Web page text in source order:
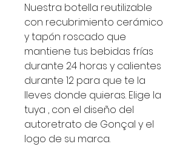
Nuestra botella reutilizable
con recubrimiento cerámico
y tapón roscado que
mantiene tus bebidas frías
durante 24 horas y calientes
durante 12 para que te la
lleves donde quieras. Elige la
tuya , con el diseño del
autoretrato de Gonçal y el
logo de su marca.